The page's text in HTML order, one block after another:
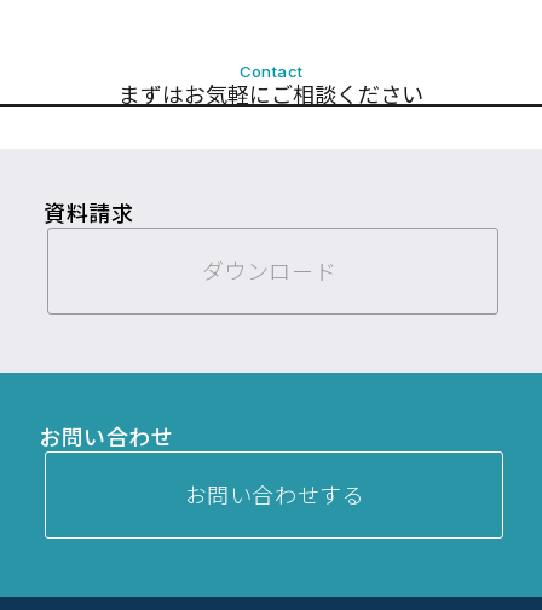
Contact
まずはお気軽にご相談ください
資料請求
ダウンロード
お問い合わせ
お問い合わせする